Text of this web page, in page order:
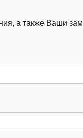
а также Ваши